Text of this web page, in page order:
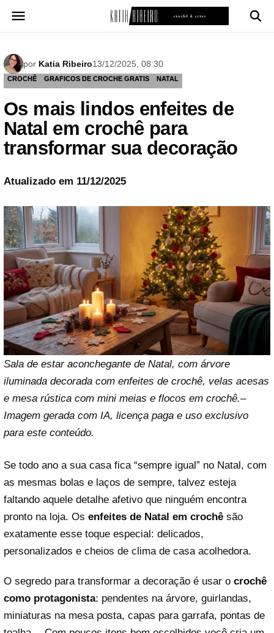
para
por Katia Ribeiro13/12/2025, 08:30
CROCHÊ GRAFICOS DE CROCHE GRATIS NATAL
Os mais lindos enfeites de
Natal em crochê para
transformar sua decoração
Atualizado em 11/12/2025
Sala de estar aconchegante de Natal, com árvore
iluminada decorada com enfeites de crochê, velas acesas
e mesa rústica com mini meias e flocos em crochê.–
Imagem gerada com IA, licença paga e uso exclusivo
para este conteúdo.
Se todo ano a sua casa fica “sempre igual” no Natal, com
as mesmas bolas e laços de sempre, talvez esteja
faltando aquele detalhe afetivo que ninguém encontra
pronto na loja. Os enfeites de Natal em crochê são
exatamente esse toque especial: delicados,
personalizados e cheios de clima de casa acolhedora.
O segredo para transformar a decoração é usar o crochê
como protagonista: pendentes na árvore, guirlandas,
miniaturas na mesa posta, capas para garrafa, pontas de